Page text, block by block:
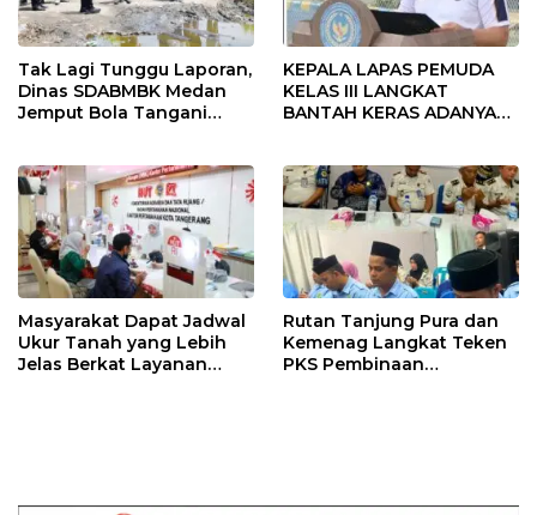
Tak Lagi Tunggu Laporan,
Dinas SDABMBK Medan
Jemput Bola Tangani
KEPALA LAPAS PEMUDA
KELAS III LANGKAT
BANTAH KERAS ADANYA
TENTANG SINDIKAT
PENIPU PENJUALAN EMAS
Masyarakat Dapat Jadwal
Ukur Tanah yang Lebih
Jelas Berkat Layanan
Rutan Tanjung Pura dan
Kemenag Langkat Teken
PKS Pembinaan